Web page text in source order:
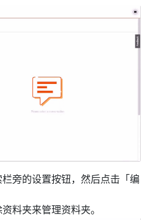
旁的设置按钮，然后点击「编
料夹来管理资料夹。